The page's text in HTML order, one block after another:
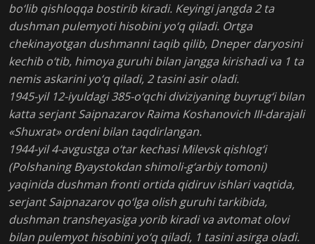
bo‘lib qishloqqa bostirib kiradi. Keyingi jangda 2 ta
dushman pulemyoti hisobini yo‘q qiladi. Ortga
chekinayotgan dushmanni taqib qilib, Dneper daryosini
kechib o‘tib, himoya guruhi bilan jangga kirishadi va 1 ta
nemis askarini yo‘q qiladi, 2 tasini asir oladi.
1945-yil 12-iyuldagi 385-o‘qchi diviziyaning buyrug‘i bilan
katta serjant Saipnazarov Raima Koshanovich III-darajali
«Shuxrat» ordeni bilan taqdirlangan.
1944-yil 4-avgustga o‘tar kechasi Milevsk qishlog‘i
(Polshaning Byaystokdan shimoli-g‘arbiy tomoni)
yaqinida dushman fronti ortida qidiruv ishlari vaqtida,
serjant Saipnazarov qo‘lga olish guruhi tarkibida,
dushman transheyasiga yorib kiradi va avtomat olovi
bilan pulemyot hisobini yo‘q qiladi, 1 tasini asirga oladi.